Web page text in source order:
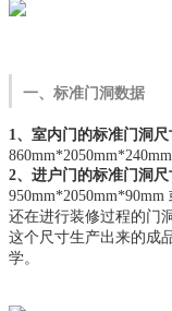
一、标准门洞数据
1、室内门的标准门洞尺
860mm*2050mm*240mm
2、进户门的标准门洞尺
950mm*2050mm*90mm
还在进行装修过程的门
这个尺寸生产出来的成
学。